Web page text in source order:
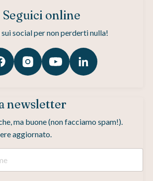
Seguici online
sui social per non perderti nulla!
newsletter
ma buone (non facciamo spam!).
aggiornato.